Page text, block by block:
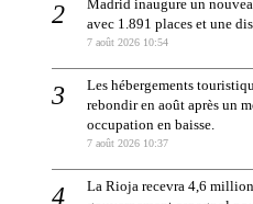
Madrid inaugure un
avec 1.891 places et une
7 août 2026 10:54
Les hébergements
rebondir en août après un
occupation en baisse.
7 août 2026 10:37
La Rioja recevra 4,6